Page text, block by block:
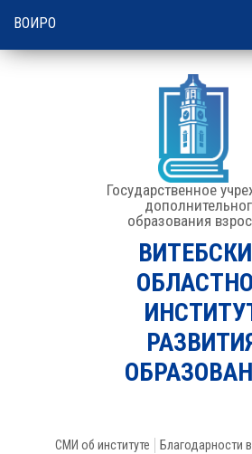
Государственное
образования
СМИ об институте Благодарности
ВОИРО